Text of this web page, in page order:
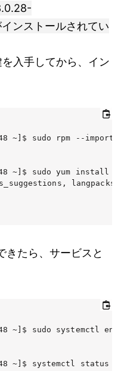
ンストールされてい
入手してから、イン
~]$ sudo rpm --import
48 ~]$ sudo yum install -
きたら、サービスと
~]$ sudo systemctl
48 ~]$ systemctl status